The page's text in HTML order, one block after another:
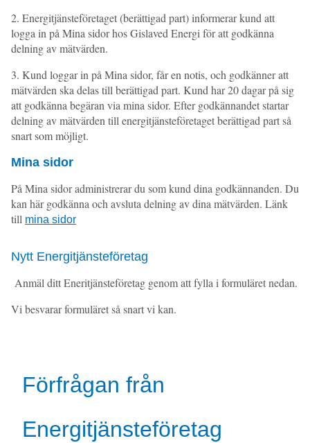
2. Energitjänsteföretaget (berättigad part) informerar kund att
logga in på Mina sidor hos Gislaved Energi för att godkänna
delning av mätvärden.
3. Kund loggar in på Mina sidor, får en notis, och godkänner att
mätvärden ska delas till berättigad part. Kund har 20 dagar på sig
att godkänna begäran via mina sidor. Efter godkännandet startar
delning av mätvärden till energitjänsteföretaget berättigad part så
snart som möjligt.
Mina sidor
På Mina sidor administrerar du som kund dina godkännanden. Du
kan här godkänna och avsluta delning av dina mätvärden. Länk
till mina sidor
Nytt Energitjänsteföretag
Anmäl ditt Eneritjänsteföretag genom att fylla i formuläret nedan.
Vi besvarar formuläret så snart vi kan.
Förfrågan från
Energitjänsteföretag